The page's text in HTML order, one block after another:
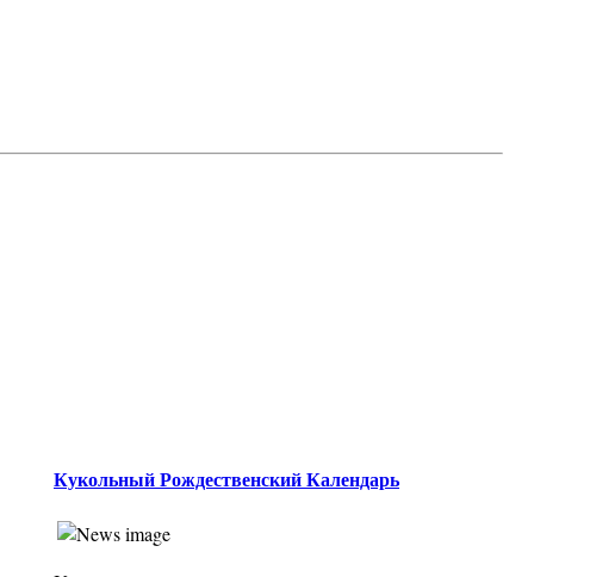
Кукольный Рождественский Календарь